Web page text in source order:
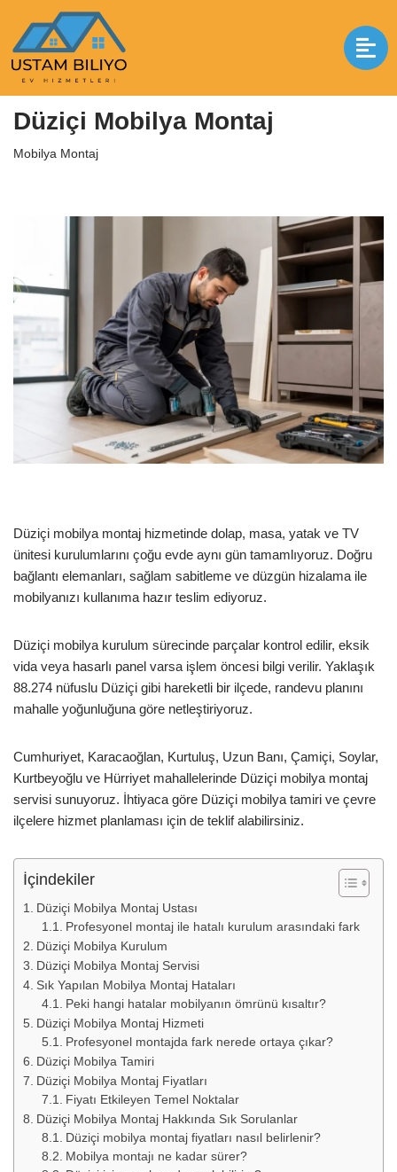
İçeriğe
geç
Anasayfa|Mobilya Montaj
Düziçi Mobilya Montaj
Mobilya Montaj
Düziçi mobilya montaj hizmetinde dolap, masa, yatak ve TV
ünitesi kurulumlarını çoğu evde aynı gün tamamlıyoruz. Doğru
bağlantı elemanları, sağlam sabitleme ve düzgün hizalama ile
mobilyanızı kullanıma hazır teslim ediyoruz.
Düziçi mobilya kurulum sürecinde parçalar kontrol edilir, eksik
vida veya hasarlı panel varsa işlem öncesi bilgi verilir. Yaklaşık
88.274 nüfuslu Düziçi gibi hareketli bir ilçede, randevu planını
mahalle yoğunluğuna göre netleştiriyoruz.
Cumhuriyet, Karacaoğlan, Kurtuluş, Uzun Banı, Çamiçi, Soylar,
Kurtbeyoğlu ve Hürriyet mahallelerinde Düziçi mobilya montaj
servisi sunuyoruz. İhtiyaca göre Düziçi mobilya tamiri ve çevre
ilçelere hizmet planlaması için de teklif alabilirsiniz.
İçindekiler
Düziçi Mobilya Montaj Ustası
Profesyonel montaj ile hatalı kurulum arasındaki fark
Düziçi Mobilya Kurulum
Düziçi Mobilya Montaj Servisi
Sık Yapılan Mobilya Montaj Hataları
Peki hangi hatalar mobilyanın ömrünü kısaltır?
Düziçi Mobilya Montaj Hizmeti
Profesyonel montajda fark nerede ortaya çıkar?
Düziçi Mobilya Tamiri
Düziçi Mobilya Montaj Fiyatları
Fiyatı Etkileyen Temel Noktalar
Düziçi Mobilya Montaj Hakkında Sık Sorulanlar
Düziçi mobilya montaj fiyatları nasıl belirlenir?
Mobilya montajı ne kadar sürer?